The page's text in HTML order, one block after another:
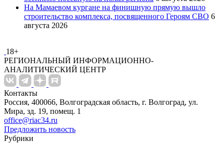
На Мамаевом кургане на финишную прямую вышло
строительство комплекса, посвященного Героям СВО 6
августа 2026
18+
РЕГИОНАЛЬНЫЙ ИНФОРМАЦИОННО-
АНАЛИТИЧЕСКИЙ ЦЕНТР
Контакты
Россия, 400066, Волгоградская область, г. Волгоград, ул.
Мира, зд. 19, помещ. 1
office@riac34.ru
Предложить новость
Рубрики